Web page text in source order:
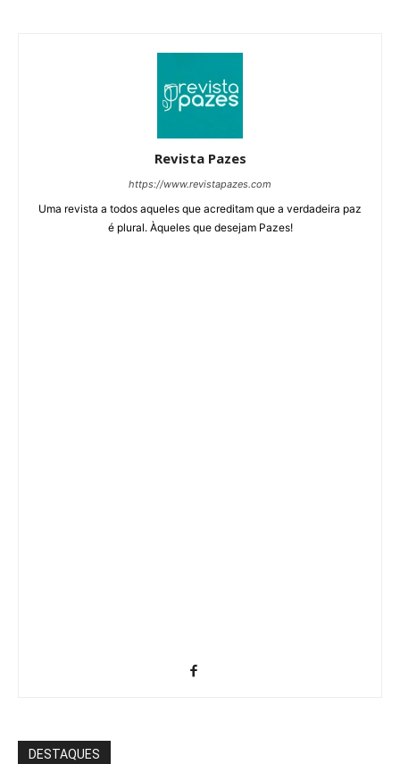
Revista Pazes
https://www.revistapazes.com
Uma revista a todos aqueles que acreditam que a verdadeira paz
é plural. Àqueles que desejam Pazes!
DESTAQUES